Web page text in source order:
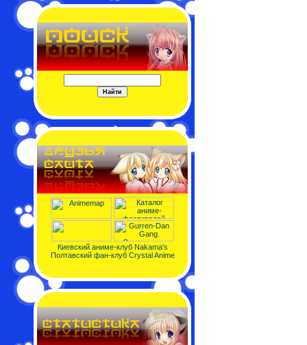
Киевский аниме-клуб Nakama's
Полтавский фан-клуб Crystal Anime